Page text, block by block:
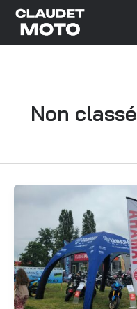
Aller
Non classé